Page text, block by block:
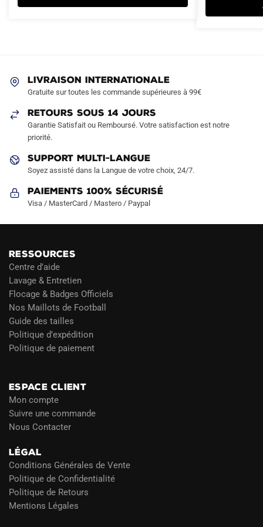
choisies
la
page
produit
variations.
page
LIVRAISON INTERNATIONALE
Gratuite sur toutes les commande supérieures à 99€
RETOURS SOUS 14 JOURS
Garantie Satisfait ou Remboursé. Votre satisfaction est notre
priorité.
SUPPORT MULTI-LANGUE
Soyez assisté dans la Langue de votre choix, 24/7.
Paiements 100% Sécurisé
Visa / MasterCard / Mastero / Paypal
RESSOURCES
Centre d’aide
Lavage & Entretien
Flocage & Badges Officiels
Nos Maillots de Football
Guide des tailles
Politique d’expédition
Politique de paiement
ESPACE CLIENT
Mon compte
Suivre une commande
Nous Contacter
LÉGAL
Conditions Générales de Vente
Politique de Confidentialité
Politique de Retours
Mentions Légales